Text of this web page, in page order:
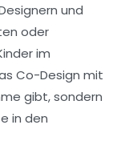
und
oder
im
Co-Design mit
gibt, sondern
in den